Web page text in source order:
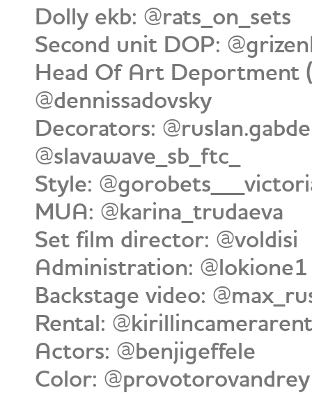
Dolly ekb: @rats_on_sets
Second unit DOP:
Head Of Art Deportment
@dennissadovsky
Decorators:
@slavawave_sb_ftc_
Style:
MUA: @karina_trudaeva
Set film director: @voldisi
Administration: @lokione1
Backstage video:
Rental:
Actors: @benjigeffele
Color: @provotorovandrey